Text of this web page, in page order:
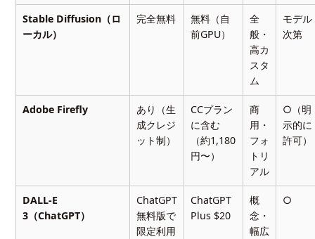
Stable Diffusion（ロ
ーカル）
完全無料
無料（自
前GPU）
全
般・
高カ
スタ
ム
モデル
次第
Adobe Firefly
あり（生
成クレジ
ット制）
CCプラン
に含む
（約1,180
円〜）
商
用・
フォ
トリ
アル
○（明
示的に
許可）
DALL-E
3（ChatGPT）
ChatGPT
無料版で
限定利用
ChatGPT
Plus $20
概
念・
幅広
○